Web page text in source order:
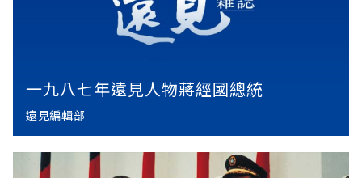
一九八七年遠見人物蔣經國總統
遠見編輯部